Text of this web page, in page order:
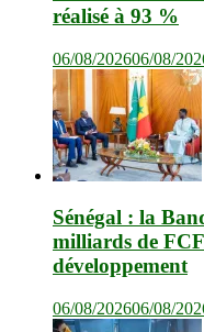
réalisé à 93 %
06/08/202606/08/
Sénégal : la
milliards de
développement
06/08/202606/08/